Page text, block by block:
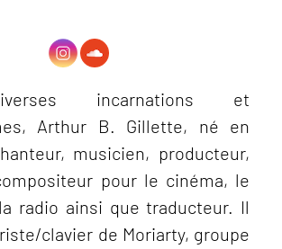
incarnations et
Arthur B. Gillette, né en
musicien, producteur,
pour le cinéma, le
radio ainsi que traducteur. Il
clavier de Moriarty, groupe